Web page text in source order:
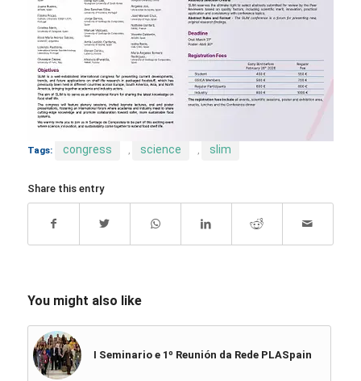
Tags: congress , science , slim
Share this entry
You might also like
I Seminario e 1º Reunión da Rede PLASpain